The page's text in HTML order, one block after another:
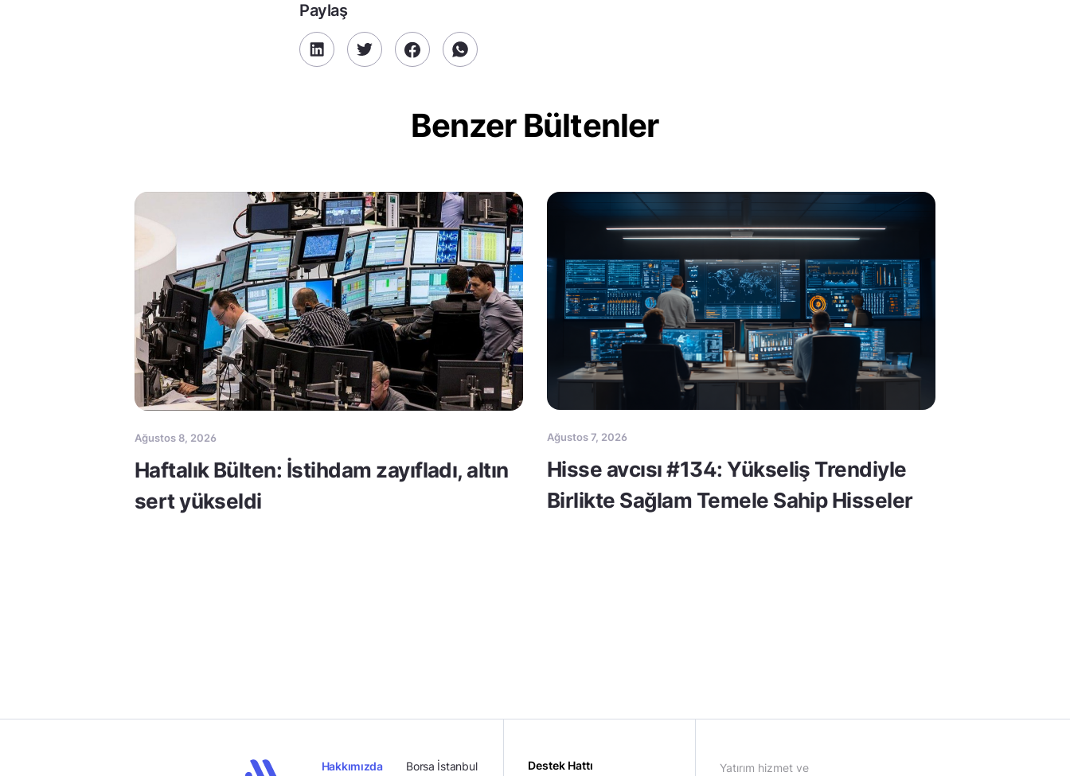
Paylaş
Benzer Bültenler
Ağustos 8, 2026
Haftalık Bülten: İstihdam zayıfladı, altın
sert yükseldi
Ağustos 7, 2026
Hisse avcısı #134: Yükseliş Trendiyle
Birlikte Sağlam Temele Sahip Hisseler
Hakkımızda Borsa İstanbul Destek Hattı
Yatırım hizmet ve